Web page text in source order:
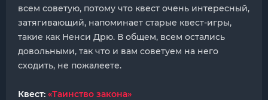
всем советую, потому что квест очень интересный,
затягивающий, напоминает старые квест-игры,
такие как Ненси Дрю. В общем, всем остались
довольными, так что и вам советуем на него
сходить, не пожалеете.
Квест: «Таинство закона»